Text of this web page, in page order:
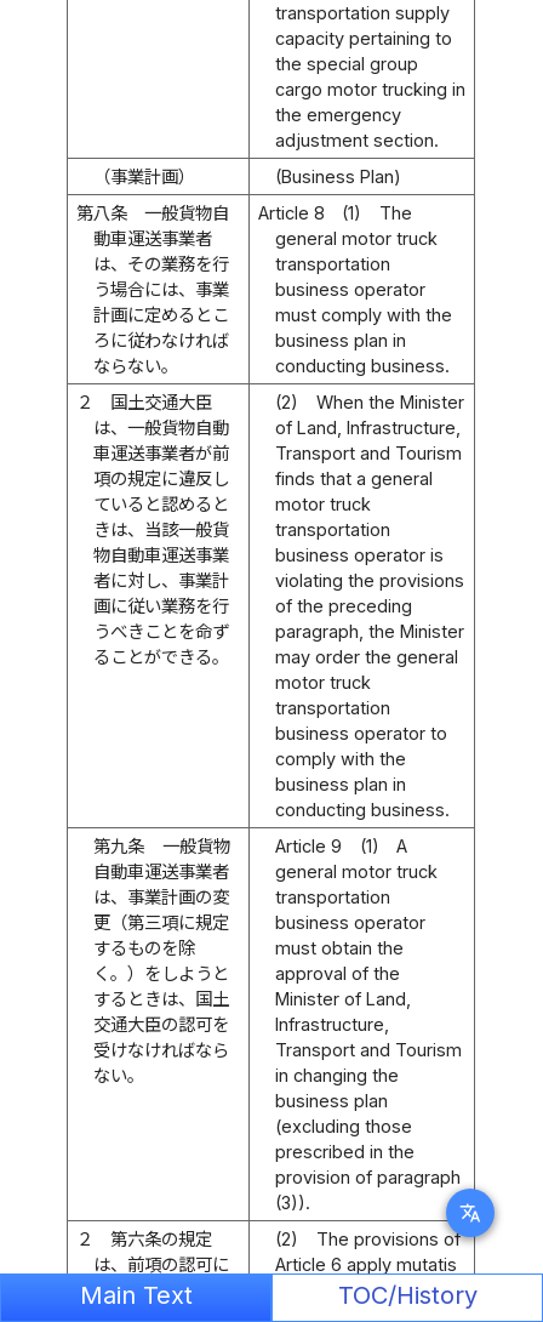
translate
transportation supply
capacity pertaining to
the special group
cargo motor trucking in
the emergency
adjustment section.
（事業計画）
(Business Plan)
第八条
一般貨物自
動車運送事業者
は、その業務を行
う場合には、事業
計画に定めるとこ
ろに従わなければ
ならない。
Article 8 (1)
The
general motor truck
transportation
business operator
must comply with the
business plan in
conducting business.
２
国土交通大臣
は、一般貨物自動
車運送事業者が前
項の規定に違反し
ていると認めると
きは、当該一般貨
物自動車運送事業
者に対し、事業計
画に従い業務を行
うべきことを命ず
ることができる。
(2)
When the Minister
of Land, Infrastructure,
Transport and Tourism
finds that a general
motor truck
transportation
business operator is
violating the provisions
of the preceding
paragraph, the Minister
may order the general
motor truck
transportation
business operator to
comply with the
business plan in
conducting business.
第九条
一般貨物
自動車運送事業者
は、事業計画の変
更（第三項に規定
するものを除
く。）をしようと
するときは、国土
交通大臣の認可を
受けなければなら
ない。
Article 9 (1)
A
general motor truck
transportation
business operator
must obtain the
approval of the
Minister of Land,
Infrastructure,
Transport and Tourism
in changing the
business plan
(excluding those
prescribed in the
provision of paragraph
(3)).
２
第六条の規定
は、前項の認可に
ついて準用する。
(2)
The provisions of
Article 6 apply mutatis
mutandis to the
Main Text TOC/History